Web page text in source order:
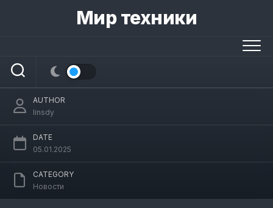
Мир техники
Почему реклама в телеграм-каналах
Краснодара — это выгодно?
AUTHOR
linsdy
DATE
05.01.2025
CATEGORY
Новости